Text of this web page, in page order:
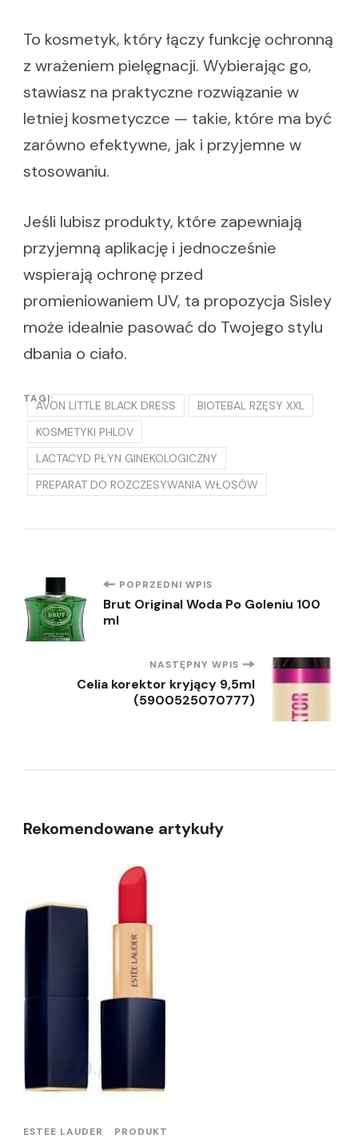
To kosmetyk, który łączy funkcję ochronną
z wrażeniem pielęgnacji. Wybierając go,
stawiasz na praktyczne rozwiązanie w
letniej kosmetyczce — takie, które ma być
zarówno efektywne, jak i przyjemne w
stosowaniu.
Jeśli lubisz produkty, które zapewniają
przyjemną aplikację i jednocześnie
wspierają ochronę przed
promieniowaniem UV, ta propozycja Sisley
może idealnie pasować do Twojego stylu
dbania o ciało.
TAGI:
AVON LITTLE BLACK DRESS
BIOTEBAL RZĘSY XXL
KOSMETYKI PHLOV
LACTACYD PŁYN GINEKOLOGICZNY
PREPARAT DO ROZCZESYWANIA WŁOSÓW
Nawigacja
wpisu
POPRZEDNI WPIS
Brut Original Woda Po Goleniu 100
ml
NASTĘPNY WPIS
Celia korektor kryjący 9,5ml
(5900525070777)
Rekomendowane artykuły
ESTEE LAUDER PRODUKT